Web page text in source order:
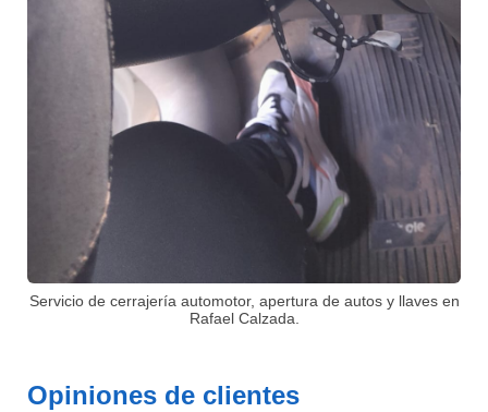
Servicio de cerrajería automotor, apertura de autos y llaves en
Rafael Calzada.
Opiniones de clientes